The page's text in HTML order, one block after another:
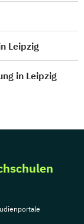
Leipzig
in Leipzig